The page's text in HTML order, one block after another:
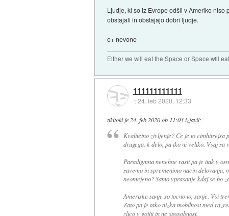
Ljudje, ki so iz Evrope odšli v Ameriko
obstajali in obstajajo dobri ljudje.
o+ nevone
Either we will eat the Space or Space will
111111111111
::24. feb 2020, 12:33
tikitokije24. feb 2020 ob 11:03 izjavil:
Kvalitetno zivljenje? Ce je to cimhitrejsa
drugega, k delo, pa tko ni veliko. Vsaj za
Paradigmna nenehne rasti pa je itak v
zavemo in spremenimo nacin delovanja,
neomejeno? Samo vprasanje kdaj se bo
Ameriske sanje so tocno to, sanje. Vsi
Zato pa je tako nizka mobilnost med
zlico v goflji in ne sposobnost.